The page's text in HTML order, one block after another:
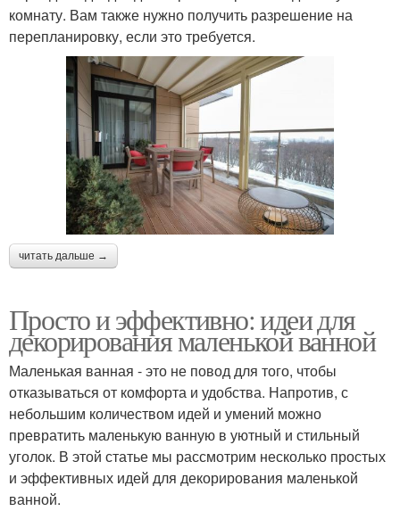
комнату. Вам также нужно получить разрешение на
перепланировку, если это требуется.
читать дальше →
Просто и эффективно: идеи для
декорирования маленькой ванной
Маленькая ванная - это не повод для того, чтобы
отказываться от комфорта и удобства. Напротив, с
небольшим количеством идей и умений можно
превратить маленькую ванную в уютный и стильный
уголок. В этой статье мы рассмотрим несколько простых
и эффективных идей для декорирования маленькой
ванной.